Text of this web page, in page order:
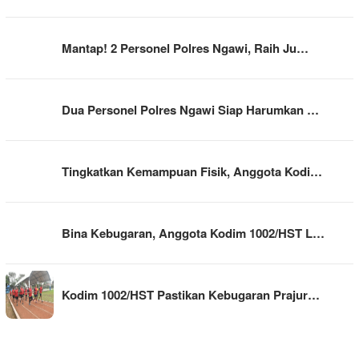
Mantap! 2 Personel Polres Ngawi, Raih Ju…
Dua Personel Polres Ngawi Siap Harumkan …
Tingkatkan Kemampuan Fisik, Anggota Kodi…
Bina Kebugaran, Anggota Kodim 1002/HST L…
Kodim 1002/HST Pastikan Kebugaran Prajur…